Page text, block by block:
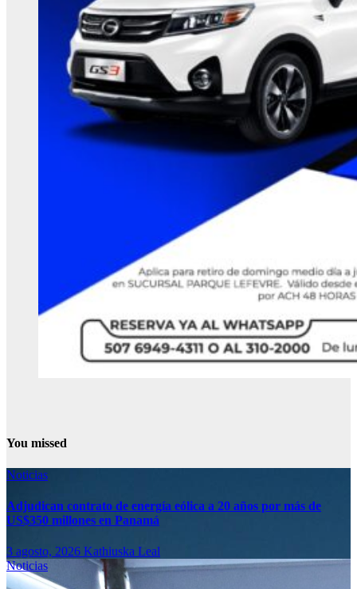
You missed
Noticias
Adjudican contrato de energía eólica a 20 años por más de
US$350 millones en Panamá
3 agosto, 2026 Kathiuska Leal
Noticias